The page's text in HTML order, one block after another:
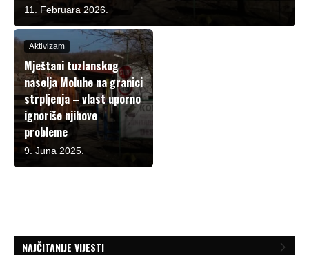
11. Februara 2026.
Aktivizam
Mještani tuzlanskog
naselja Moluhe na granici
strpljenja – vlast uporno
ignoriše njihove
probleme
9. Juna 2025.
NAJČITANIJE VIJESTI